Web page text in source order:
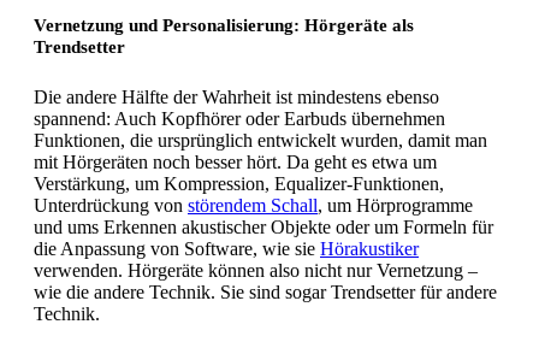
Vernetzung und Personalisierung: Hörgeräte als
Trendsetter
Die andere Hälfte der Wahrheit ist mindestens ebenso
spannend: Auch Kopfhörer oder Earbuds übernehmen
Funktionen, die ursprünglich entwickelt wurden, damit man
mit Hörgeräten noch besser hört. Da geht es etwa um
Verstärkung, um Kompression, Equalizer‐Funktionen,
Unterdrückung von störendem Schall, um Hörprogramme
und ums Erkennen akustischer Objekte oder um Formeln für
die Anpassung von Software, wie sie Hörakustiker
verwenden. Hörgeräte können also nicht nur Vernetzung –
wie die andere Technik. Sie sind sogar Trendsetter für andere
Technik.